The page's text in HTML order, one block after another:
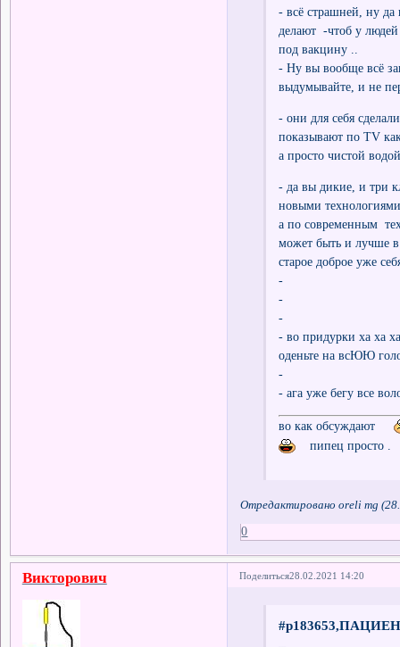
- всё страшней, ну да
делают -чтоб у
под вакцину ..
- Ну вы вообще всё
выдумывайте, и не
- они для себя
показывают по TV
а просто чистой
- да вы дикие, и три
новыми
а по современным
может быть и лучше
старое доброе уже
-
-
-
- во придурки ха ха
оденьте на всЮЮ
-
- ага уже бегу все
во как обсуждают
пипец просто .
Отредактировано oreli mg
0
Поделиться28.02.2021 14:20
Викторович